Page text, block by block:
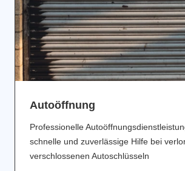
Аutoöffnung
Professionelle
schnelle und zuverlässige Hilfe bei
verschlossenen Autoschlüsseln